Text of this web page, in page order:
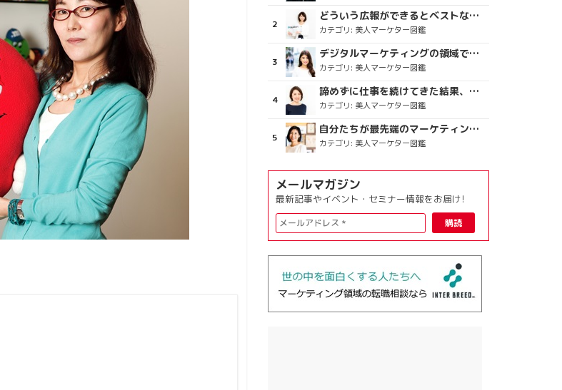
どういう広報ができるとベストなのか
カテゴリ: 美人マーケター図鑑
デジタルマーケティングの領域で、海外というステージに
カテゴリ: 美人マーケター図鑑
諦めずに仕事を続けてきた結果、楽しめている今がある
カテゴリ: 美人マーケター図鑑
自分たちが最先端のマーケティングを目指す
カテゴリ: 美人マーケター図鑑
メールマガジン
最新記事やイベント・セミナー情報をお届け!